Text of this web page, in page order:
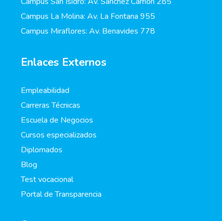
Campus La Molina: Av. La Fontana 955
Campus Miraflores: Av. Benavides 778
Enlaces Externos
Empleabilidad
Carreras Técnicas
Escuela de Negocios
Cursos especializados
Diplomados
Blog
Test vocacional
Portal de Transparencia